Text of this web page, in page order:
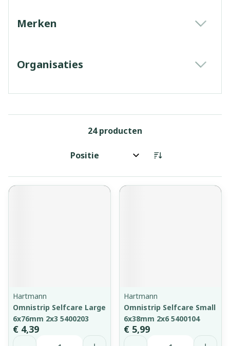
Merken
Organisaties
24producten
Sorteer op:
Hartmann
Omnistrip Selfcare Large
6x76mm 2x3 5400203
€ 4,39
Aantal
Hartmann
Omnistrip Selfcare Small
6x38mm 2x6 5400104
€ 5,99
Aantal